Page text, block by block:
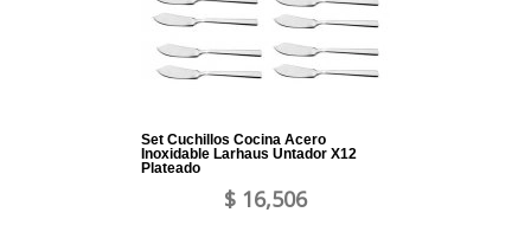
Set Cuchillos Cocina Acero
Inoxidable Larhaus Untador X12
Plateado
$ 16,506